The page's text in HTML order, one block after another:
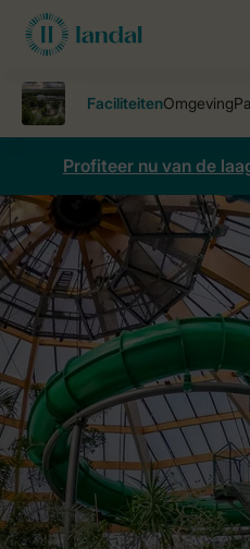
Profiteer nu van de
Parken Landal De